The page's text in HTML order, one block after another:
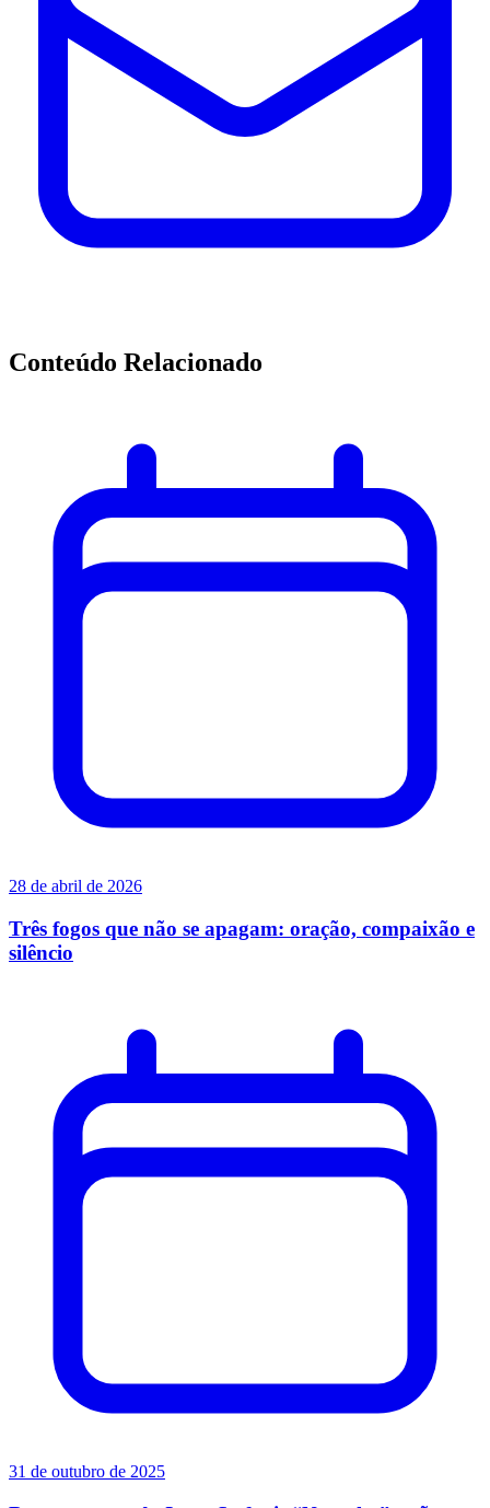
Conteúdo Relacionado
28 de abril de 2026
Três fogos que não se apagam: oração, compaixão e
silêncio
31 de outubro de 2025